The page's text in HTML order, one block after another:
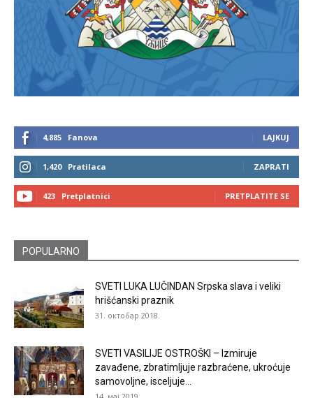
4,885 Fanova LAJKUJ
1,420 Pratilaca ZAPRATI
423 Pretplatnici PRETPLATITE SE
POPULARNO
SVETI LUKA LUČINDAN Srpska slava i veliki
hrišćanski praznik
31. октобар 2018.
SVETI VASILIJE OSTROŠKI – Izmiruje
zavađene, zbratimljuje razbraćene, ukroćuje
samovoljne, isceljuje...